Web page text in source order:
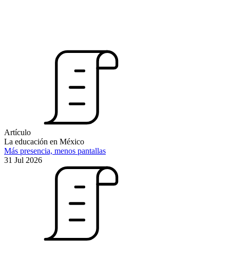
Artículo
La educación en México
Más presencia, menos pantallas
31 Jul 2026